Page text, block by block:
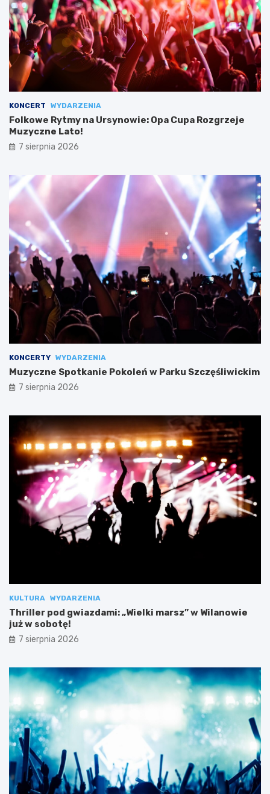
KONCERT WYDARZENIA
Folkowe Rytmy na Ursynowie: Opa Cupa Rozgrzeje
Muzyczne Lato!
7 sierpnia 2026
KONCERTY WYDARZENIA
Muzyczne Spotkanie Pokoleń w Parku Szczęśliwickim
7 sierpnia 2026
KULTURA WYDARZENIA
Thriller pod gwiazdami: „Wielki marsz” w Wilanowie
już w sobotę!
7 sierpnia 2026